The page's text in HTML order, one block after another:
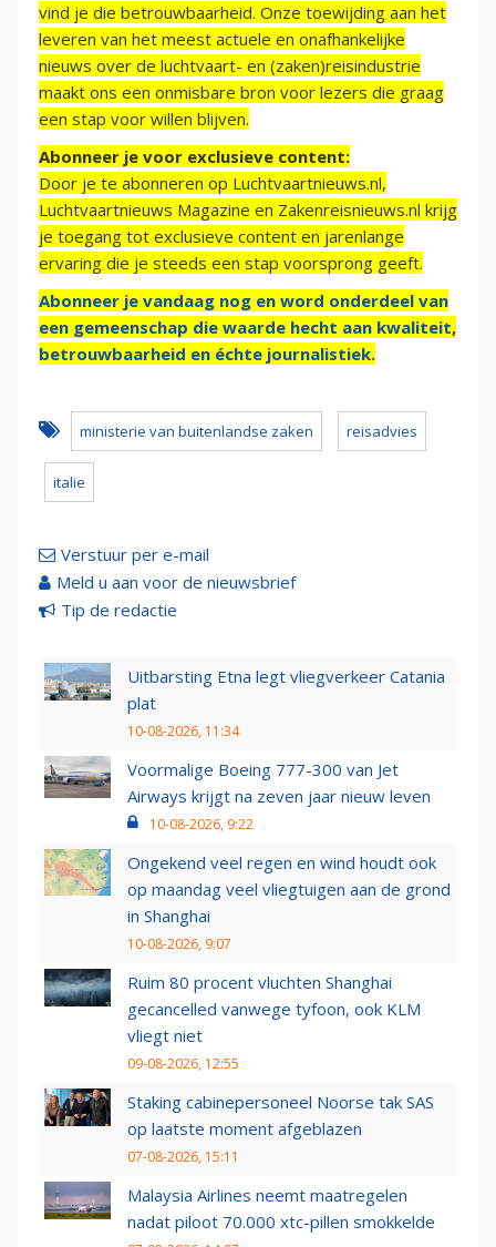
vind je die betrouwbaarheid. Onze toewijding aan het
leveren van het meest actuele en onafhankelijke
nieuws over de luchtvaart- en (zaken)reisindustrie
maakt ons een onmisbare bron voor lezers die graag
een stap voor willen blijven.
Abonneer je voor exclusieve content:
Door je te abonneren op Luchtvaartnieuws.nl,
Luchtvaartnieuws Magazine en Zakenreisnieuws.nl krijg
je toegang tot exclusieve content en jarenlange
ervaring die je steeds een stap voorsprong geeft.
Abonneer je vandaag nog en word onderdeel van
een gemeenschap die waarde hecht aan kwaliteit,
betrouwbaarheid en échte journalistiek.
ministerie van buitenlandse zaken reisadvies
italie
Verstuur per e-mail
Meld u aan voor de nieuwsbrief
Tip de redactie
Uitbarsting Etna legt vliegverkeer Catania
plat
10-08-2026, 11:34
Voormalige Boeing 777-300 van Jet
Airways krijgt na zeven jaar nieuw leven
10-08-2026, 9:22
Ongekend veel regen en wind houdt ook
op maandag veel vliegtuigen aan de grond
in Shanghai
10-08-2026, 9:07
Ruim 80 procent vluchten Shanghai
gecancelled vanwege tyfoon, ook KLM
vliegt niet
09-08-2026, 12:55
Staking cabinepersoneel Noorse tak SAS
op laatste moment afgeblazen
07-08-2026, 15:11
Malaysia Airlines neemt maatregelen
nadat piloot 70.000 xtc-pillen smokkelde